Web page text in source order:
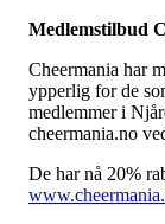
Medlemstilbud
Cheermania har
ypperlig for de
medlemmer i
cheermania.no
De har nå 20%